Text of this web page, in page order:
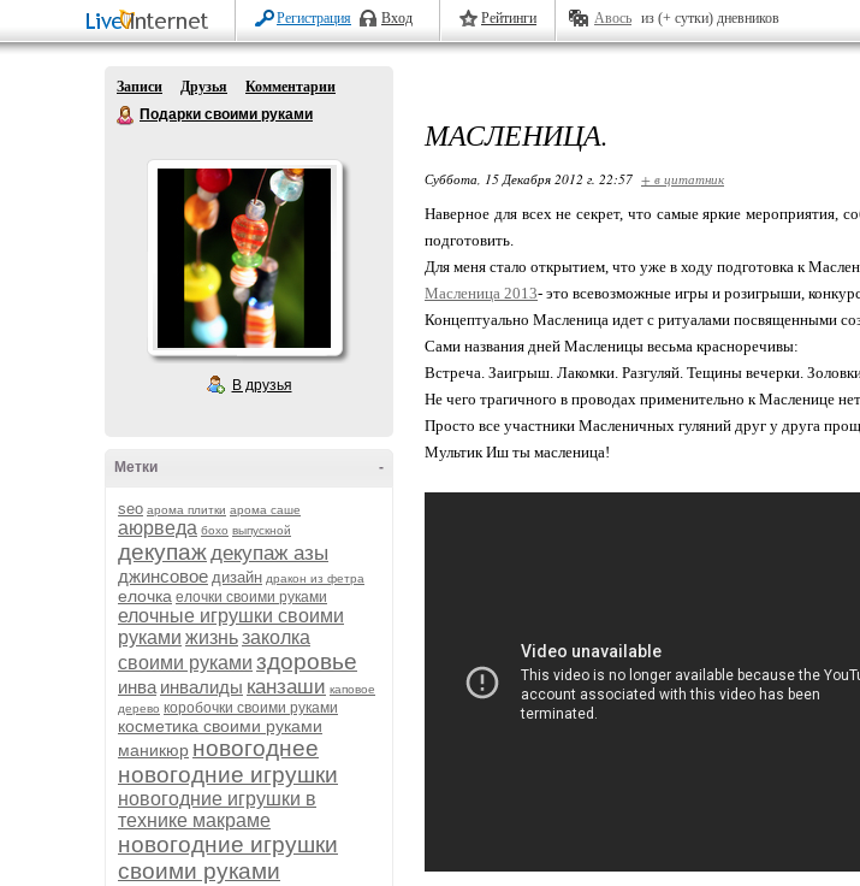
Регистрация Вход Рейтинги Авось из (+ сутки) дневников
Записи Друзья
Комментарии
Подарки своими руками
В друзья
-
Метки
seo арома плитки арома саше
аюрведа бохо выпускной
декупаждекупаж азы
джинсовое дизайн дракон из фетра
елочка елочки своими руками
елочные игрушки своими
руками жизньзаколка
своими руками здоровье
инва инвалиды канзаши каповое
дерево коробочки своими руками
косметика своими руками
маникюр новогоднее
новогодние игрушки
новогодние игрушки в
технике макраме
новогодние игрушки
своими руками
МАСЛЕНИЦА.
Суббота, 15 Декабря 2012 г. 22:57 + в цитатник
Наверное для всех не секрет, что самые яркие мероприятия,
подготовить.
Для меня стало открытием, что уже в ходу подготовка к
Масленица 2013- это всевозможные игры и розигрыши,
Концептуально Масленица идет с ритуалами посвященными
Сами названия дней Масленицы весьма красноречивы:
Встреча. Заигрыш. Лакомки. Разгуляй. Тещины вечерки.
Не чего трагичного в проводах применительно к Масленице
Просто все участники Масленичных гуляний друг у друга
Мультик Иш ты масленица!